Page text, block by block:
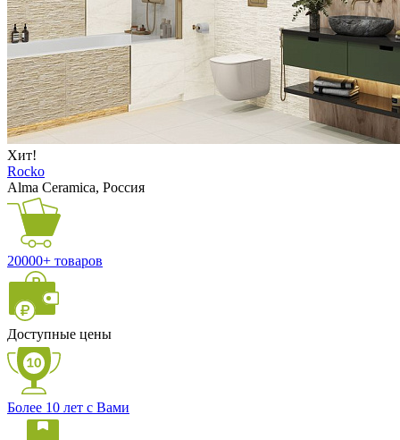
Хит!
Rocko
Alma Ceramica, Россия
20000+ товаров
Доступные цены
Более 10 лет с Вами